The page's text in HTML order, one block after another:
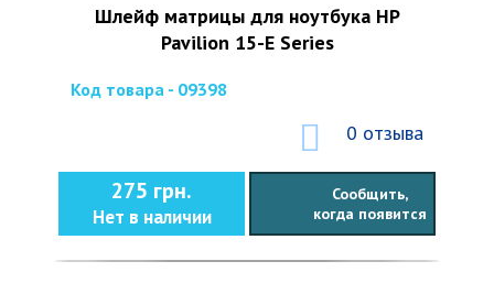
Шлейф матрицы для ноутбука HP
Pavilion 15-E Series
Код товара - 09398
0 отзыва
275 грн.
Нет в наличии
Сообщить,
когда появится